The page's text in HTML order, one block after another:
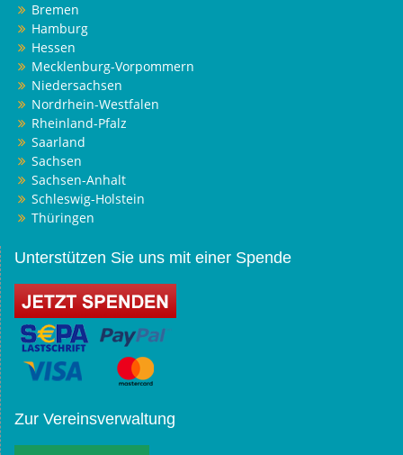
Bremen
Hamburg
Hessen
Mecklenburg-Vorpommern
Niedersachsen
Nordrhein-Westfalen
Rheinland-Pfalz
Saarland
Sachsen
Sachsen-Anhalt
Schleswig-Holstein
Thüringen
Unterstützen Sie uns mit einer Spende
Zur Vereinsverwaltung